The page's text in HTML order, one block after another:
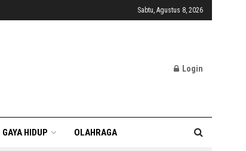
Sabtu, Agustus 8, 2026
Login
GAYA HIDUP OLAHRAGA